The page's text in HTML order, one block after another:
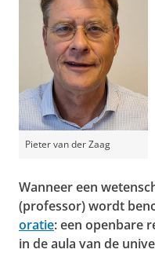
Pieter van der Zaag
Wanneer een
(professor) wordt
oratie: een openbare
in de aula van de